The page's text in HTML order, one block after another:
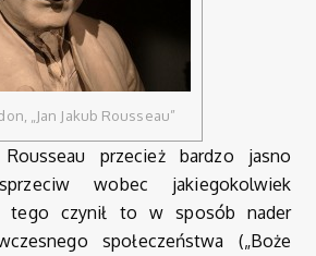
„Jan Jakub Rousseau”
przecież bardzo jasno
wobec jakiegokolwiek
tego czynił to w sposób nader
społeczeństwa („Boże